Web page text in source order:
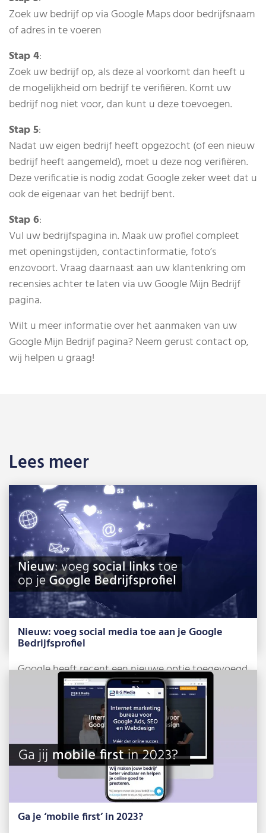
Zoek uw bedrijf op via Google Maps door bedrijfsnaam
of adres in te voeren
Stap 4:
Zoek uw bedrijf op, als deze al voorkomt dan heeft u
de mogelijkheid om bedrijf te verifiëren. Komt uw
bedrijf nog niet voor, dan kunt u deze toevoegen.
Stap 5:
Nadat uw eigen bedrijf heeft opgezocht (of een nieuw
bedrijf heeft aangemeld), moet u deze nog verifiëren.
Deze verificatie is nodig zodat Google zeker weet dat u
ook de eigenaar van het bedrijf bent.
Stap 6:
Vul uw bedrijfspagina in. Maak uw profiel compleet
met openingstijden, contactinformatie, foto’s
enzovoort. Vraag daarnaast aan uw klantenkring om
recensies achter te laten via uw Google Mijn Bedrijf
pagina.
Wilt u meer informatie over het aanmaken van uw
Google Mijn Bedrijf pagina? Neem gerust contact op,
wij helpen u graag!
Lees meer
Nieuw: voeg social media toe aan je Google
Bedrijfsprofiel
Google heeft recent een nieuwe optie toegevoegd
voor Google Bedrijfsprofielen, namelijk het
beheren van […]
Ga je ‘mobile first’ in 2023?